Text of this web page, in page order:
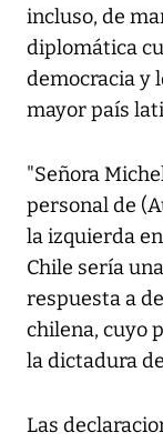
incluso, de
diplomática
democracia y
mayor país
"Señora
personal de
la izquierda
Chile sería
respuesta a
chilena, cuyo
la dictadura
Las